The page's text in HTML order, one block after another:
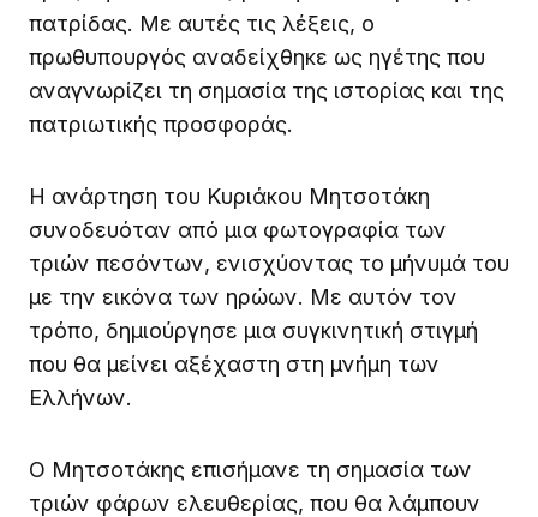
πατρίδας. Με αυτές τις λέξεις, ο
πρωθυπουργός αναδείχθηκε ως ηγέτης που
αναγνωρίζει τη σημασία της ιστορίας και της
πατριωτικής προσφοράς.
Η ανάρτηση του Κυριάκου Μητσοτάκη
συνοδευόταν από μια φωτογραφία των
τριών πεσόντων, ενισχύοντας το μήνυμά του
με την εικόνα των ηρώων. Με αυτόν τον
τρόπο, δημιούργησε μια συγκινητική στιγμή
που θα μείνει αξέχαστη στη μνήμη των
Ελλήνων.
Ο Μητσοτάκης επισήμανε τη σημασία των
τριών φάρων ελευθερίας, που θα λάμπουν